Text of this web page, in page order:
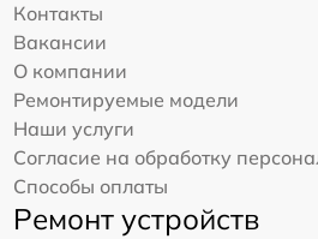
Контакты
Вакансии
О компании
Ремонтируемые модели
Наши услуги
Согласие на обработку
Способы оплаты
Ремонт устройств